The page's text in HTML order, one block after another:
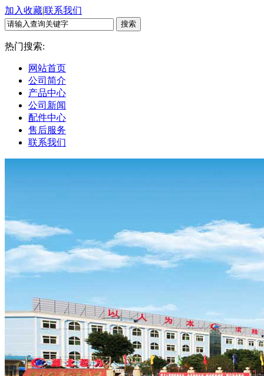
加入收藏|联系我们
热门搜索:
网站首页
公司简介
产品中心
公司新闻
配件中心
售后服务
联系我们